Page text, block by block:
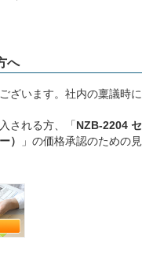
へ
ざいます。社内の稟議時に
される方、「NZB-2204 セ
）
」の価格承認のための見